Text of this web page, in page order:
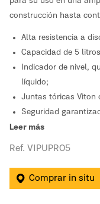
construcción hasta
Alta resistencia a
Capacidad de 5
Indicador de nivel,
líquido;
Juntas tóricas Viton
Seguridad
integrada;
Leer más
Ref. VIPUPRO5
Comprar in situ